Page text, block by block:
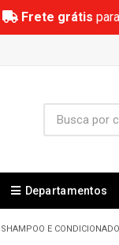
Frete grátis
Departamentos
E